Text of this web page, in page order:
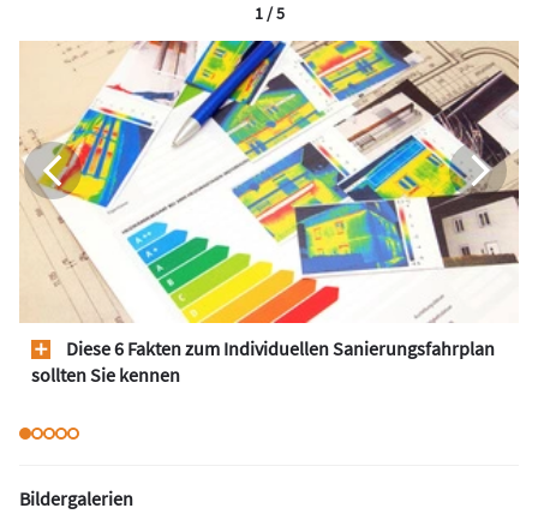
Diese 6 Fakten zum Individuellen Sanierungsfahrplan
sollten Sie kennen
1 / 5
Bildergalerien